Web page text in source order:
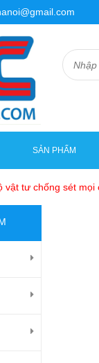
SẢN PHẨM
vật tư chống sét mọi